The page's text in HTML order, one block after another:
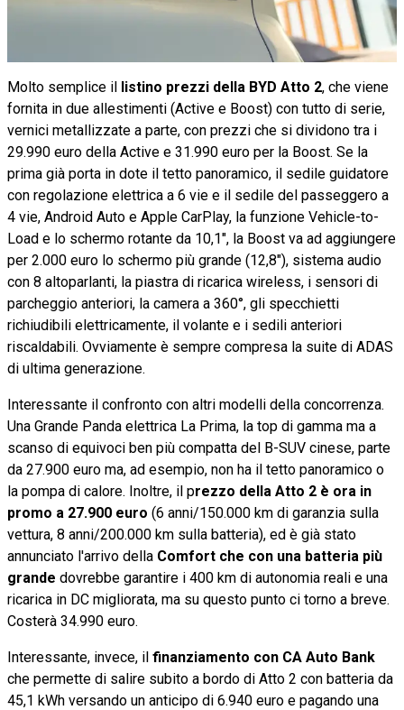
Molto semplice il listino prezzi della BYD Atto 2, che viene
fornita in due allestimenti (Active e Boost) con tutto di serie,
vernici metallizzate a parte, con prezzi che si dividono tra i
29.990 euro della Active e 31.990 euro per la Boost. Se la
prima già porta in dote il tetto panoramico, il sedile guidatore
con regolazione elettrica a 6 vie e il sedile del passeggero a
4 vie, Android Auto e Apple CarPlay, la funzione Vehicle-to-
Load e lo schermo rotante da 10,1", la Boost va ad aggiungere
per 2.000 euro lo schermo più grande (12,8"), sistema audio
con 8 altoparlanti, la piastra di ricarica wireless, i sensori di
parcheggio anteriori, la camera a 360°, gli specchietti
richiudibili elettricamente, il volante e i sedili anteriori
riscaldabili. Ovviamente è sempre compresa la suite di ADAS
di ultima generazione.
Interessante il confronto con altri modelli della concorrenza.
Una Grande Panda elettrica La Prima, la top di gamma ma a
scanso di equivoci ben più compatta del B-SUV cinese, parte
da 27.900 euro ma, ad esempio, non ha il tetto panoramico o
la pompa di calore. Inoltre, il prezzo della Atto 2 è ora in
promo a 27.900 euro (6 anni/150.000 km di garanzia sulla
vettura, 8 anni/200.000 km sulla batteria), ed è già stato
annunciato l'arrivo della Comfort che con una batteria più
grande dovrebbe garantire i 400 km di autonomia reali e una
ricarica in DC migliorata, ma su questo punto ci torno a breve.
Costerà 34.990 euro.
Interessante, invece, il finanziamento con CA Auto Bank
che permette di salire subito a bordo di Atto 2 con batteria da
45,1 kWh versando un anticipo di 6.940 euro e pagando una